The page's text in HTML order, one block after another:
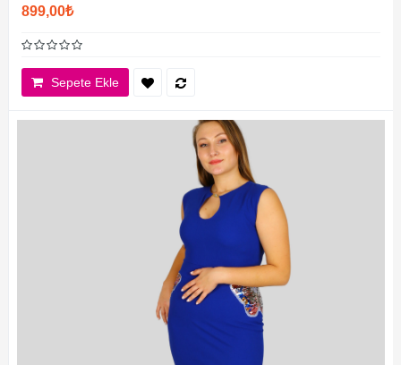
899,00₺
Sepete Ekle